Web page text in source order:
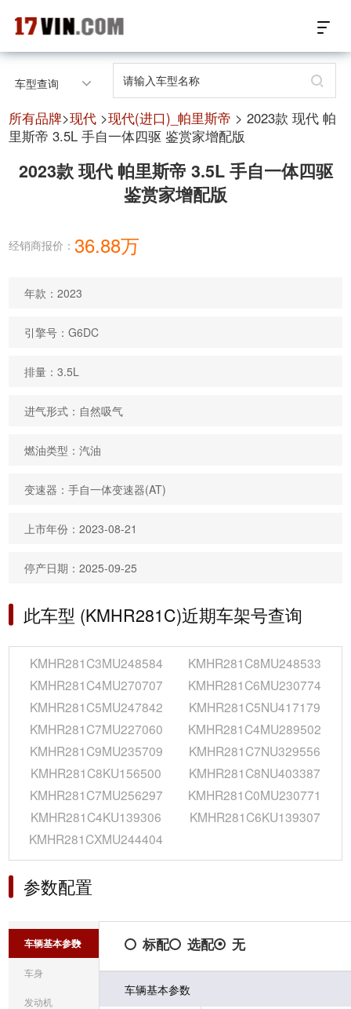
17VIN车架号查询首页
汽配数据开放接口
汽配产品车型适配
车型查询
所有品牌>现代 >现代(进口)_帕里斯帝 > 2023款 现代 帕
里斯帝 3.5L 手自一体四驱 鉴赏家增配版
2023款 现代 帕里斯帝 3.5L 手自一体四驱
鉴赏家增配版
经销商报价： 36.88万
年款：2023
引擎号：G6DC
排量：3.5L
进气形式：自然吸气
燃油类型：汽油
变速器：手自一体变速器(AT)
上市年份：2023-08-21
停产日期：2025-09-25
此车型 (KMHR281C)近期车架号查询
KMHR281C3MU248584
KMHR281C8MU248533
KMHR281C4MU270707
KMHR281C6MU230774
KMHR281C5MU247842
KMHR281C5NU417179
KMHR281C7MU227060
KMHR281C4MU289502
KMHR281C9MU235709
KMHR281C7NU329556
KMHR281C8KU156500
KMHR281C8NU403387
KMHR281C7MU256297
KMHR281C0MU230771
KMHR281C4KU139306
KMHR281C6KU139307
KMHR281CXMU244404
参数配置
车辆基本参数
车身
发动机
标配 选配 无
车辆基本参数